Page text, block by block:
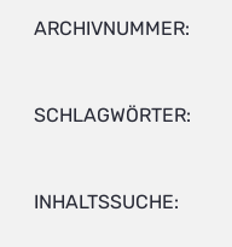
ARCHIVNUMMER:
SCHLAGWÖRTER:
INHALTSSUCHE: